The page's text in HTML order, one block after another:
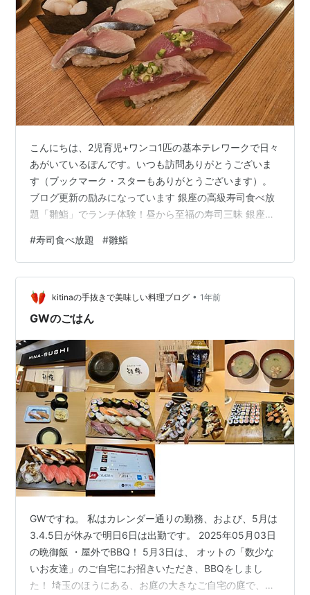
こんにちは、2児育児+ワンコ1匹の基本テレワークで日々
あがいているぽんです。いつも訪問ありがとうございま
す（ブックマーク・スターもありがとうございます）。
ブログ更新の励みになっています 銀座の高級寿司食べ放
題「雛鮨」でランチ体験！昼から至福の寿司三昧 銀座と
題」というユニークなスタイルを打ち出しているのが
「雛鮨（ひなずし）」です。今回は、昼に訪問して味わ
った贅沢な寿司ランチ食べ放題体験を詳しくレポートし
ます。 昼から寿司食べ放題という贅沢 寿司食べ放題とい
うと夜をイメージしますが、雛鮨はランチタイムも提供
#寿司食べ放題 #雛鮨
kitinaの手抜きで美味しい料理ブログ • 1年前
GWのごはん
GWですね。 私はカレンダー通りの勤務、および、5月は
3.4.5日が休みで明日6日は出勤です。 2025年05月03日
の晩御飯 ・屋外でBBQ！ 5月3日は、 オットの「数少な
いお友達」のご自宅にお招きいただき、BBQをしまし
た！ 埼玉のほうにある、お庭の大きなご自宅の庭で、昼